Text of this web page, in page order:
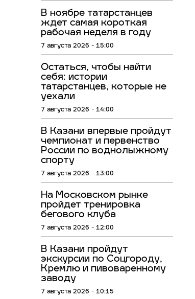
В ноябре татарстанцев
ждет самая короткая
рабочая неделя в году
7 августа 2026 - 15:00
Остаться, чтобы найти
себя: истории
татарстанцев, которые не
уехали
7 августа 2026 - 14:00
В Казани впервые пройдут
чемпионат и первенство
России по воднолыжному
спорту
7 августа 2026 - 13:00
На Московском рынке
пройдет тренировка
бегового клуба
7 августа 2026 - 12:00
В Казани пройдут
экскурсии по Соцгороду,
Кремлю и пивоваренному
заводу
7 августа 2026 - 10:15